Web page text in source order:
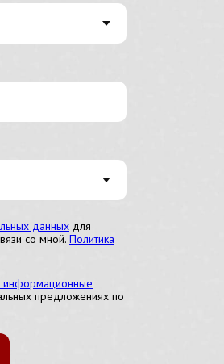
данных для
со мной. Политика
информационные
предложениях по